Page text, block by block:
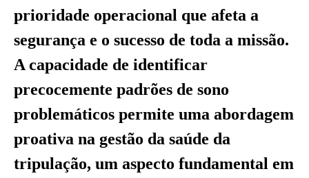
prioridade operacional que afeta a
segurança e o sucesso de toda a missão.
A capacidade de identificar
precocemente padrões de sono
problemáticos permite uma abordagem
proativa na gestão da saúde da
tripulação, um aspecto fundamental em